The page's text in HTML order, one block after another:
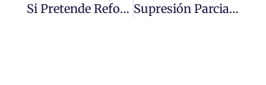
Si Pretende Reformar La Vivienda Adquirida ¡no Olvide Tomar Antes Varias Fotografías! Supresión Parcial Del Impuesto Sobre Sucesiones En Andalucía